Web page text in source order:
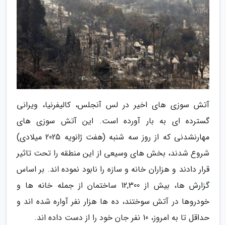
آتش سوزی های اخیر در لس آنجلس، کالیفرنیا، ویرانی
گسترده ای به بار آورده است. این آتش سوزی های
مهارنشدنی که از روز سه شنبه (هفت ژانویه 2025 میلادی)
شروع شدند، بخش های وسیعی از این منطقه را تحت تاثیر
قرار دادند و هزاران خانه و سازه را نابود نموده اند. بر اساس
گزارش ها، بیش از 12,300 ساختمان از جمله خانه ها و
خودروها در آتش سوختند، ده ها هزار نفر آواره شده اند و
حداقل تا به امروز، 10 نفر جان خود را از دست داده اند.